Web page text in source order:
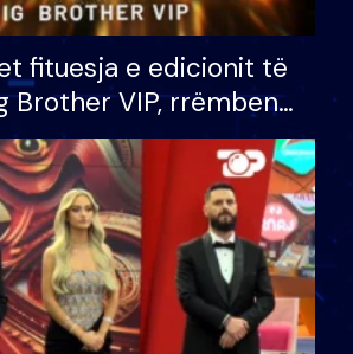
fituesja e edicionit të
Brother VIP, rrëmben
prej 100 mijë eurosh